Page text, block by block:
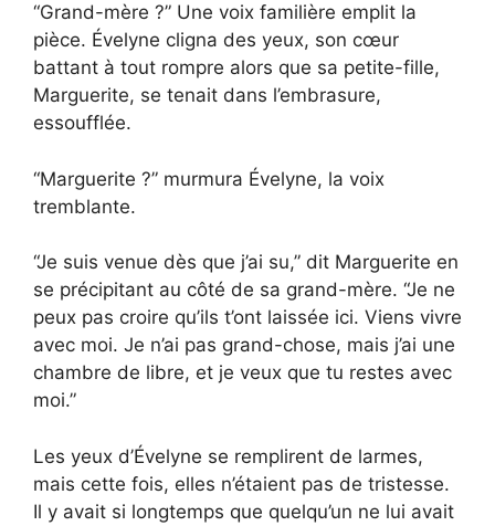
“Grand-mère ?” Une voix familière emplit la
pièce. Évelyne cligna des yeux, son cœur
battant à tout rompre alors que sa petite-fille,
Marguerite, se tenait dans l’embrasure,
essoufflée.
“Marguerite ?” murmura Évelyne, la voix
tremblante.
“Je suis venue dès que j’ai su,” dit Marguerite en
se précipitant au côté de sa grand-mère. “Je ne
peux pas croire qu’ils t’ont laissée ici. Viens vivre
avec moi. Je n’ai pas grand-chose, mais j’ai une
chambre de libre, et je veux que tu restes avec
moi.”
Les yeux d’Évelyne se remplirent de larmes,
mais cette fois, elles n’étaient pas de tristesse.
Il y avait si longtemps que quelqu’un ne lui avait